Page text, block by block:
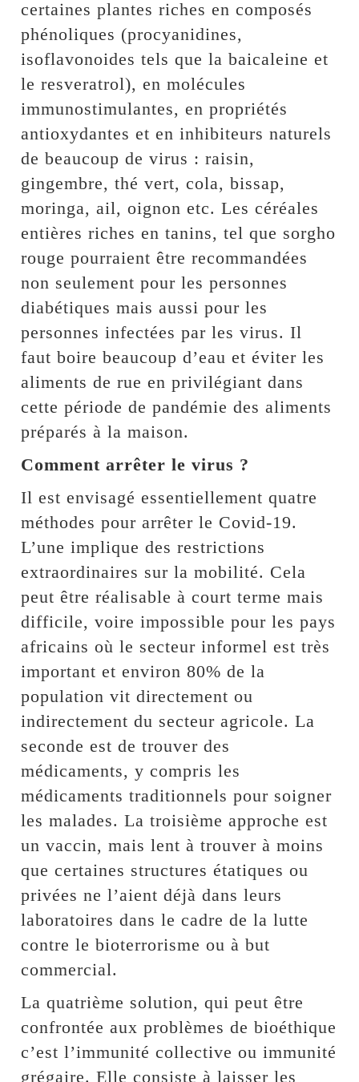
certaines plantes riches en composés
phénoliques (procyanidines,
isoflavonoides tels que la baicaleine et
le resveratrol), en molécules
immunostimulantes, en propriétés
antioxydantes et en inhibiteurs naturels
de beaucoup de virus : raisin,
gingembre, thé vert, cola, bissap,
moringa, ail, oignon etc. Les céréales
entières riches en tanins, tel que sorgho
rouge pourraient être recommandées
non seulement pour les personnes
diabétiques mais aussi pour les
personnes infectées par les virus. Il
faut boire beaucoup d’eau et éviter les
aliments de rue en privilégiant dans
cette période de pandémie des aliments
préparés à la maison.
Comment arrêter le virus ?
Il est envisagé essentiellement quatre
méthodes pour arrêter le Covid-19.
L’une implique des restrictions
extraordinaires sur la mobilité. Cela
peut être réalisable à court terme mais
difficile, voire impossible pour les pays
africains où le secteur informel est très
important et environ 80% de la
population vit directement ou
indirectement du secteur agricole. La
seconde est de trouver des
médicaments, y compris les
médicaments traditionnels pour soigner
les malades. La troisième approche est
un vaccin, mais lent à trouver à moins
que certaines structures étatiques ou
privées ne l’aient déjà dans leurs
laboratoires dans le cadre de la lutte
contre le bioterrorisme ou à but
commercial.
La quatrième solution, qui peut être
confrontée aux problèmes de bioéthique
c’est l’immunité collective ou immunité
grégaire. Elle consiste à laisser les